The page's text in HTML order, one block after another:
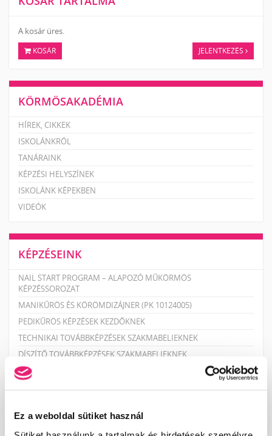
Ez a weboldal sütiket használ
A kosár üres.
KOSÁR JELENTKEZÉS
KÖRMÖSAKADÉMIA
HÍREK, CIKKEK
ISKOLÁNKRÓL
TANÁRAINK
KÉPZÉSI HELYSZÍNEK
ISKOLÁNK KÉPEKBEN
VIDEÓK
KÉPZÉSEINK
NAIL START PROGRAM – ALAPOZÓ MŰKÖRMÖS
KÉPZÉSSOROZAT
MANIKŰRÖS ÉS KÖRÖMDIZÁJNER (PK 10124005)
PEDIKŰRÖS KÉPZÉSEK KEZDŐKNEK
TECHNIKAI TOVÁBBKÉPZÉSEK SZAKMABELIEKNEK
DÍSZÍTŐ TOVÁBBKÉPZÉSEK SZAKMABELIEKNEK
PEDIKŰR TOVÁBBKÉPZÉSEK SZAKMABELIEKNEK
MANIKŰRÖS ÉS KÖRÖMDIZÁJNER NYÍLT NAP!